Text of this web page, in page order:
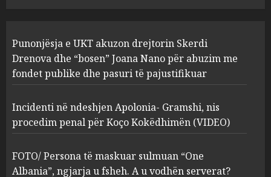
2
Apolonia- Gramshi, nis
procedim penal për Koço
Kokëdhimën (VIDEO)
MARCH 27, 2025
FOTO/ Persona të maskuar
sulmuan “One Albania”,
ngjarja u fsheh. A u vodhën
serverat?
Punonjësja e UKT akuzon drejtorin Skerdi
Drenova dhe “bosen” Joana Nano për abuzim me
fondet publike dhe pasuri të pajustifikuar
Incidenti në ndeshjen Apolonia- Gramshi, nis
procedim penal për Koço Kokëdhimën (VIDEO)
FOTO/ Persona të maskuar sulmuan “One
Albania”, ngjarja u fsheh. A u vodhën serverat?